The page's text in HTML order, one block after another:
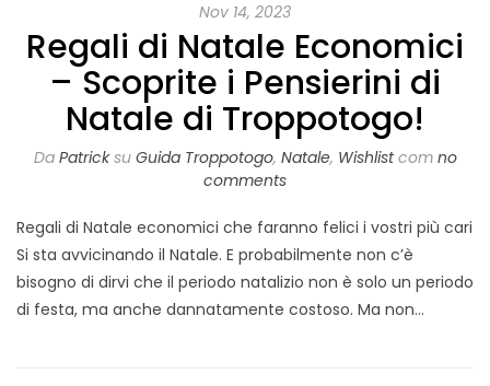
Nov 14, 2023
Regali di Natale Economici
– Scoprite i Pensierini di
Natale di Troppotogo!
Da Patricksu Guida Troppotogo, Natale, Wishlistcom no
comments
Regali di Natale economici che faranno felici i vostri più cari
Si sta avvicinando il Natale. E probabilmente non c’è
bisogno di dirvi che il periodo natalizio non è solo un periodo
di festa, ma anche dannatamente costoso. Ma non…